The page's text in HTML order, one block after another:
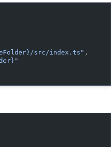
src/index.ts" ,